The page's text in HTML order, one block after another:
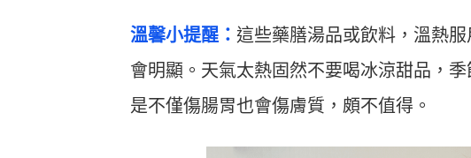
溫馨小提醒： 這些藥膳湯品或飲料，溫熱
會明顯。天氣太熱固然不要喝冰涼甜品，
是不僅傷腸胃也會傷膚質，頗不值得。